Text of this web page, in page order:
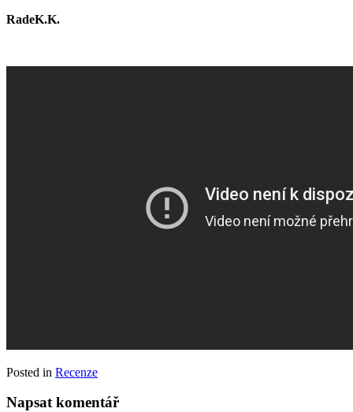
RadeK.K.
Posted in Recenze
Napsat komentář